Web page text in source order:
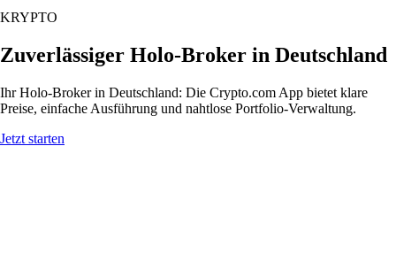
KRYPTO
Zuverlässiger Holo-Broker in Deutschland
Ihr Holo-Broker in Deutschland: Die Crypto.com App bietet klare
Preise, einfache Ausführung und nahtlose Portfolio-Verwaltung.
Jetzt starten